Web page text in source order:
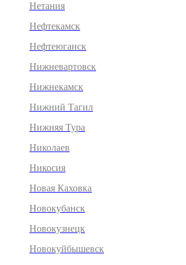
Нетания
Нефтекамск
Нефтеюганск
Нижневартовск
Нижнекамск
Нижний Тагил
Нижняя Тура
Николаев
Никосия
Новая Каховка
Новокубанск
Новокузнецк
Новокуйбышевск